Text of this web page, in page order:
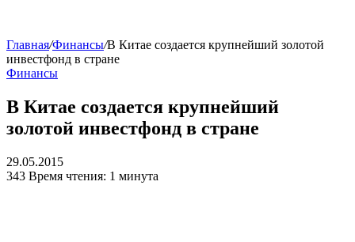
Главная/Финансы/В Китае создается крупнейший золотой
инвестфонд в стране
Финансы
В Китае создается крупнейший
золотой инвестфонд в стране
29.05.2015
343 Время чтения: 1 минута